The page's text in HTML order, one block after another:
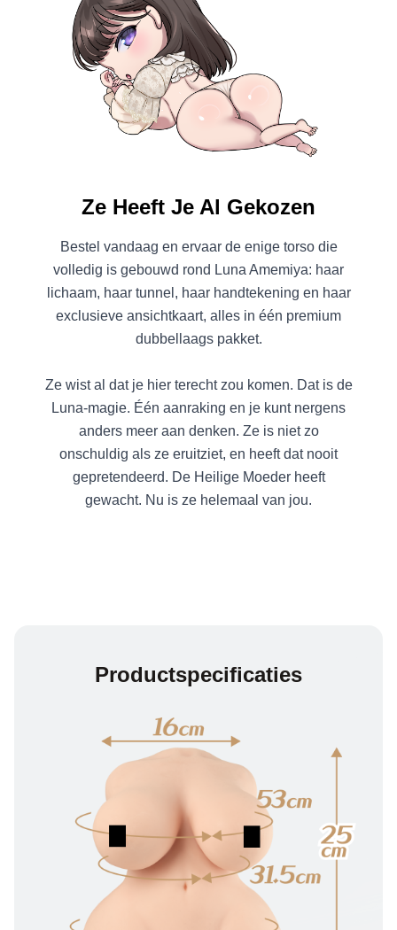
Ze Heeft Je Al Gekozen
Bestel vandaag en ervaar de enige torso die
volledig is gebouwd rond Luna Amemiya: haar
lichaam, haar tunnel, haar handtekening en haar
exclusieve ansichtkaart, alles in één premium
dubbellaags pakket.
Ze wist al dat je hier terecht zou komen. Dat is de
Luna-magie. Één aanraking en je kunt nergens
anders meer aan denken. Ze is niet zo
onschuldig als ze eruitziet, en heeft dat nooit
gepretendeerd. De Heilige Moeder heeft
gewacht. Nu is ze helemaal van jou.
Productspecificaties